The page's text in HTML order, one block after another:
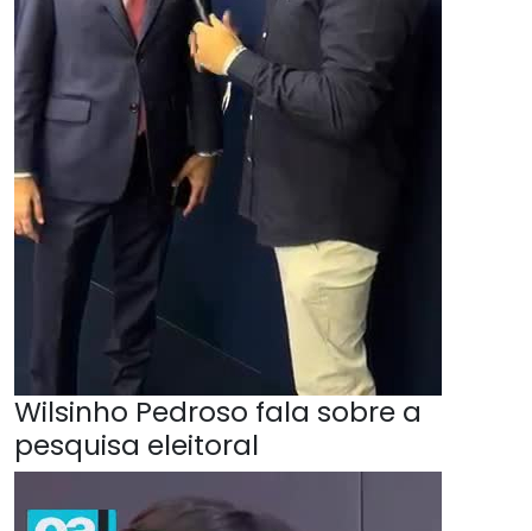
Wilsinho Pedroso fala sobre a
pesquisa eleitoral